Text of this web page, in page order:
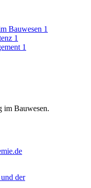
Bauwesen 1
1
1
im Bauwesen.
der